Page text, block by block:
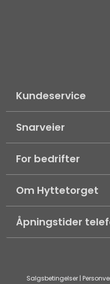
Kundeservice
Snarveier
For bedrifter
Om Hyttetorget
Åpningstider
Salgsbetingelser|